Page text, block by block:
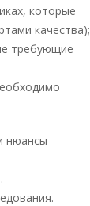
которые
качества);
требующие
нюансы